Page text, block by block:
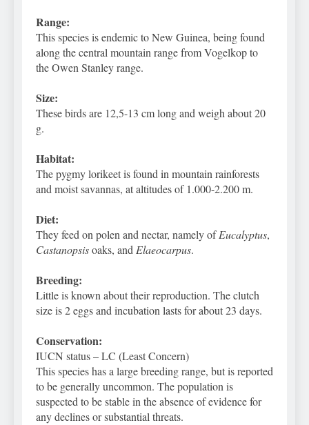
Range:
This species is endemic to New Guinea, being found
along the central mountain range from Vogelkop to
the Owen Stanley range.
Size:
These birds are 12,5-13 cm long and weigh about 20
g.
Habitat:
The pygmy lorikeet is found in mountain rainforests
and moist savannas, at altitudes of 1.000-2.200 m.
Diet:
They feed on polen and nectar, namely ofEucalyptus,
Castanopsisoaks, and Elaeocarpus.
Breeding:
Little is known about their reproduction. The clutch
size is 2 eggs and incubation lasts for about 23 days.
Conservation:
IUCN status – LC (Least Concern)
This species has a large breeding range, but is reported
to be generally uncommon. The population is
suspected to be stable in the absence of evidence for
any declines or substantial threats.